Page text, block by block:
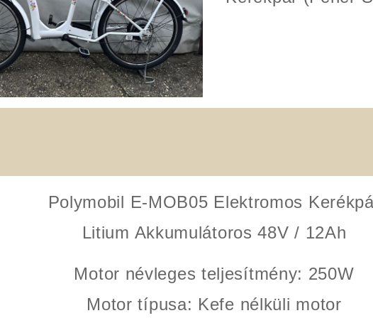
Polymobil E-MOB05 Elektromos
Litium Akkumulátoros 48V / 12Ah
Motor névleges teljesítmény: 250W
Motor típusa: Kefe nélküli motor